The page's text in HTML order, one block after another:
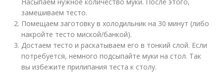
замешиваем тесто.
Помещаем заготовку в холодильник на 30 минут (либо
накройте тесто миской/банкой).
Достаем тесто и раскатываем его в тонкий слой. Если
потребуется, немного подсыпайте муки на стол. Так
вы избежите прилипания теста к столу.